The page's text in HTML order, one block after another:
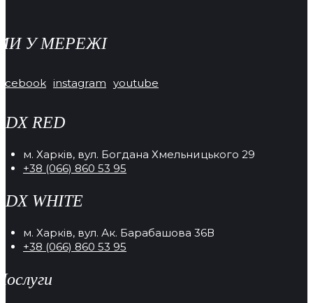
У МЕРЕЖІ
instagram youtube
RED
м. Харків, вул. Богдана Хмельницького 29
+38 (066) 860 53 95
WHITE
м. Харків, вул. Ак. Барабашова 36В
+38 (066) 860 53 95